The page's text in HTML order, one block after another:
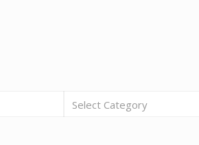
Select Category